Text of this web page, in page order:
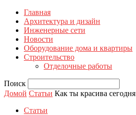
Главная
Архитектура и дизайн
Инженерные сети
Новости
Оборудование дома и квартиры
Строительство
Отделочные работы
Поиск
Домой Статьи Как ты красива сегодня
Статьи